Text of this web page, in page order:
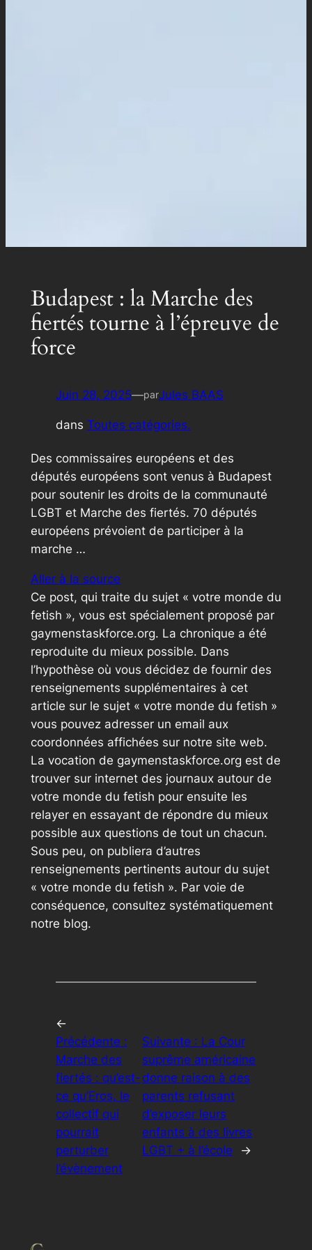
Budapest : la Marche des
fiertés tourne à l’épreuve de
force
Juin 28, 2025—parJules BAAS
dans Toutes catégories.
Des commissaires européens et des
députés européens sont venus à Budapest
pour soutenir les droits de la communauté
LGBT et Marche des fiertés. 70 députés
européens prévoient de participer à la
marche …
Aller à la source
Ce post, qui traite du sujet « votre monde du
fetish », vous est spécialement proposé par
gaymenstaskforce.org. La chronique a été
reproduite du mieux possible. Dans
l’hypothèse où vous décidez de fournir des
renseignements supplémentaires à cet
article sur le sujet « votre monde du fetish »
vous pouvez adresser un email aux
coordonnées affichées sur notre site web.
La vocation de gaymenstaskforce.org est de
trouver sur internet des journaux autour de
votre monde du fetish pour ensuite les
relayer en essayant de répondre du mieux
possible aux questions de tout un chacun.
Sous peu, on publiera d’autres
renseignements pertinents autour du sujet
« votre monde du fetish ». Par voie de
conséquence, consultez systématiquement
notre blog.
←
Précédente :
Marche des
fiertés : qu’est-
ce qu’Eros, le
collectif qui
pourrait
perturber
l’évènement
Suivante : La Cour
suprême américaine
donne raison à des
parents refusant
d’exposer leurs
enfants à des livres
LGBT + à l’école
→